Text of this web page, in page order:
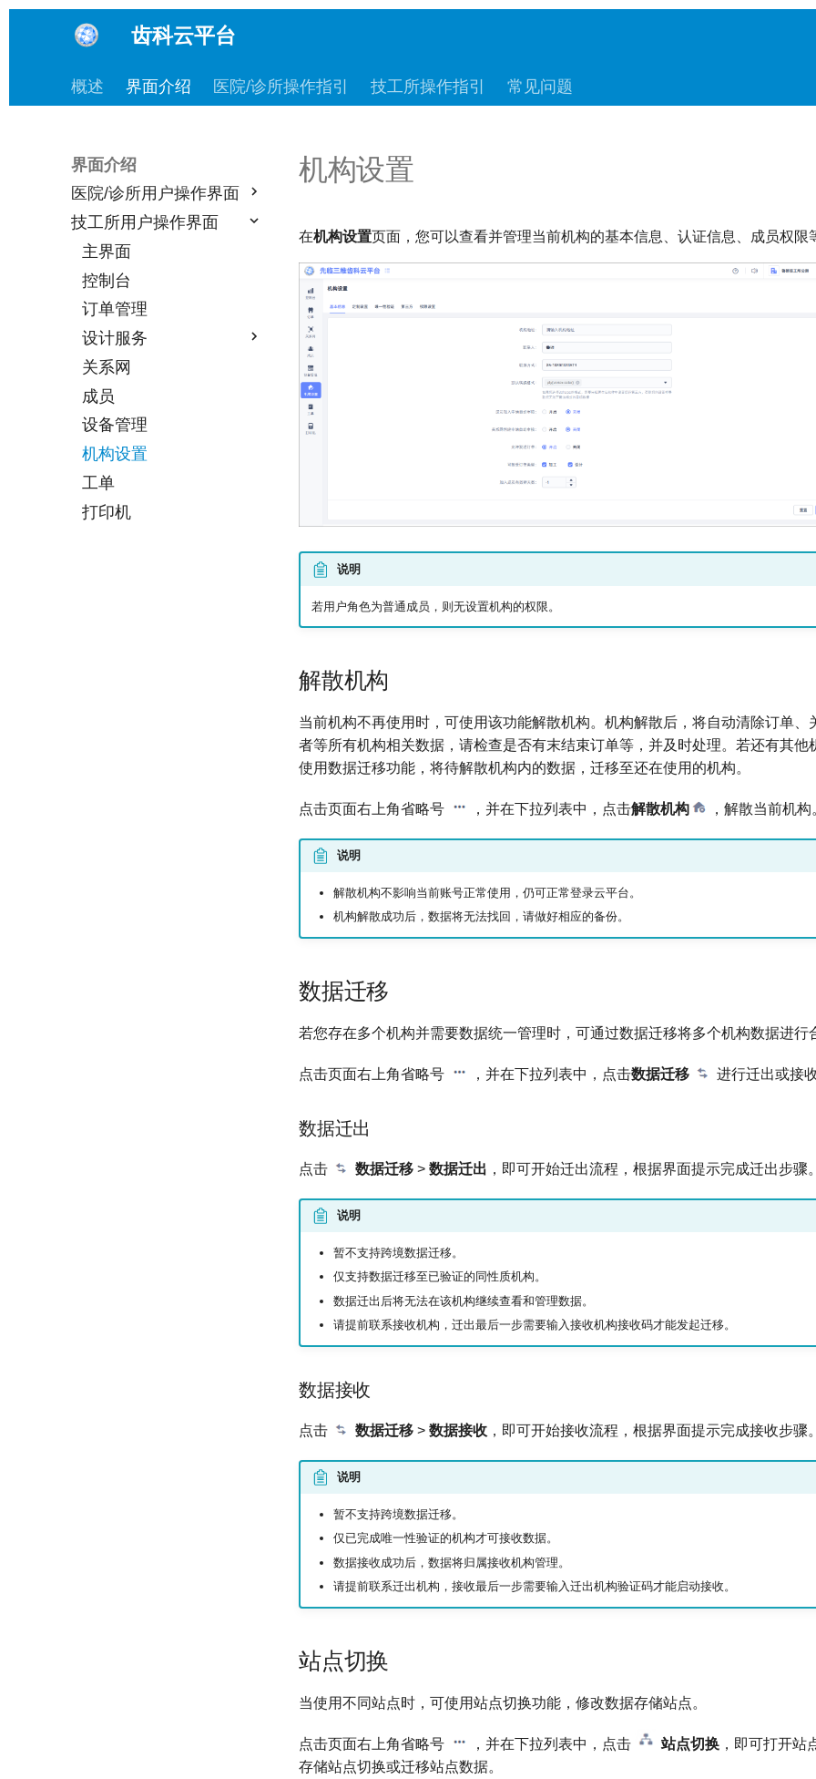
齿科云平台
概述 界面介绍 医院/诊所操作指引 技工所操作指引 常见问题
界面介绍
医院/诊所用户操作界面
主界面
控制台
订单管理
设计服务
人工设计
AI 设计
设计订单
搜索订单
验收设计结果
其他操作
设计偏好
价目表
扫描单
患者管理
报告管理
关系网
成员
机构设置
工单
技工所用户操作界面
主界面
控制台
订单管理
设计服务
人工设计
AI 设计
设计订单
搜索订单
验收设计结果
其他操作
设计偏好
价目表
关系网
成员
设备管理
机构设置
工单
打印机
机构设置
在机构设置页面，您可以查看并管理当前机构的基本信息、认证信息、成员权限
说明
若用户角色为普通成员，则无设置机构的权限。
解散机构
当前机构不再使用时，可使用该功能解散机构。机构解散后，将自动清除订单、
者等所有机构相关数据，请检查是否有末结束订单等，并及时处理。若还有其他
使用数据迁移功能，将待解散机构内的数据，迁移至还在使用的机构。
点击页面右上角省略号 ，并在下拉列表中，点击解散机构 ，解散当前机构
说明
解散机构不影响当前账号正常使用，仍可正常登录云平台。
机构解散成功后，数据将无法找回，请做好相应的备份。
数据迁移
若您存在多个机构并需要数据统一管理时，可通过数据迁移将多个机构数据进行
点击页面右上角省略号 ，并在下拉列表中，点击数据迁移 进行迁出或接
数据迁出
点击 数据迁移 > 数据迁出 ，即可开始迁出流程，根据界面提示完成迁出步骤
说明
暂不支持跨境数据迁移。
仅支持数据迁移至已验证的同性质机构。
数据迁出后将无法在该机构继续查看和管理数据。
请提前联系接收机构，迁出最后一步需要输入接收机构接收码才能发起迁移。
数据接收
点击 数据迁移 > 数据接收 ，即可开始接收流程，根据界面提示完成接收步骤
说明
暂不支持跨境数据迁移。
仅已完成唯一性验证的机构才可接收数据。
数据接收成功后，数据将归属接收机构管理。
请提前联系迁出机构，接收最后一步需要输入迁出机构验证码才能启动接收。
站点切换
当使用不同站点时，可使用站点切换功能，修改数据存储站点。
点击页面右上角省略号 ，并在下拉列表中，点击 站点切换 ，即可打开站
存储站点切换或迁移站点数据。